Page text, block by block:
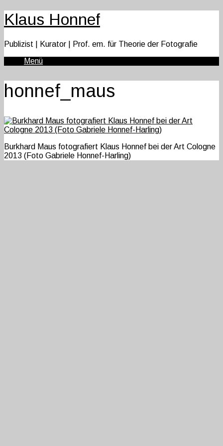
Klaus Honnef
Publizist | Kurator | Prof. em. für Theorie der Fotografie
Menü
honnef_maus
Burkhard Maus fotografiert Klaus Honnef bei der Art Cologne
2013 (Foto Gabriele Honnef-Harling)